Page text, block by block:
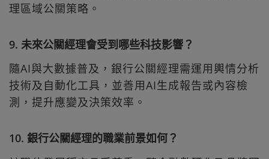
理區域公關策略。
9. 未來公關經理會受到哪些科技影響？
隨AI與大數據普及，銀行公關經理需運用輿情分析
技術及自動化工具，並善用AI生成報告或內容檢
測，提升應變及決策效率。
10. 銀行公關經理的職業前景如何？